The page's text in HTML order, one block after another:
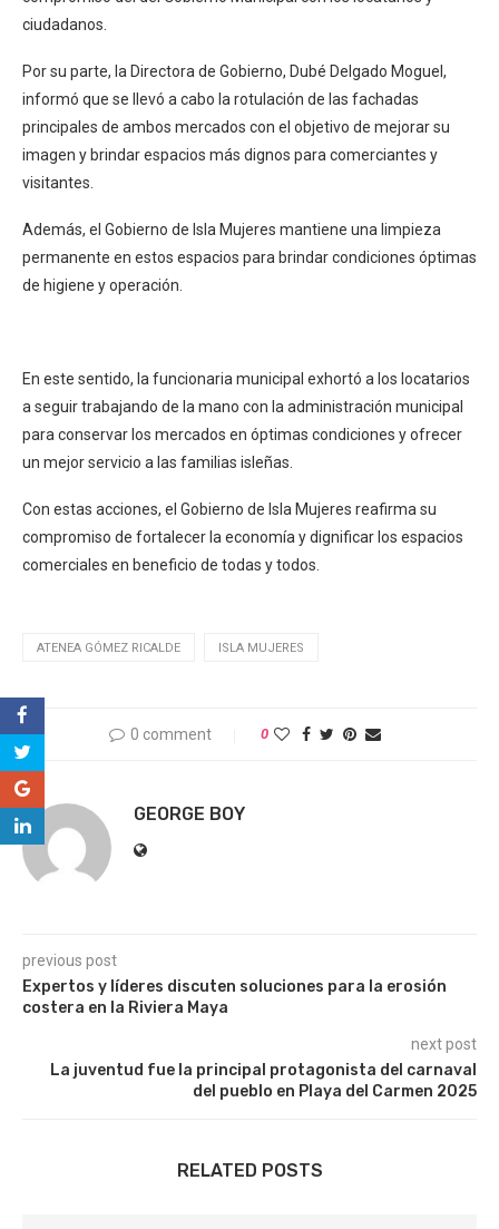
ciudadanos.
Por su parte, la Directora de Gobierno, Dubé Delgado Moguel,
informó que se llevó a cabo la rotulación de las fachadas
principales de ambos mercados con el objetivo de mejorar su
imagen y brindar espacios más dignos para comerciantes y
visitantes.
Además, el Gobierno de Isla Mujeres mantiene una limpieza
permanente en estos espacios para brindar condiciones óptimas
de higiene y operación.
En este sentido, la funcionaria municipal exhortó a los locatarios
a seguir trabajando de la mano con la administración municipal
para conservar los mercados en óptimas condiciones y ofrecer
un mejor servicio a las familias isleñas.
Con estas acciones, el Gobierno de Isla Mujeres reafirma su
compromiso de fortalecer la economía y dignificar los espacios
comerciales en beneficio de todas y todos.
ATENEA GÓMEZ RICALDE ISLA MUJERES
0 comment 0
GEORGE BOY
previous post
Expertos y líderes discuten soluciones para la erosión
costera en la Riviera Maya
next post
La juventud fue la principal protagonista del carnaval
del pueblo en Playa del Carmen 2025
RELATED POSTS